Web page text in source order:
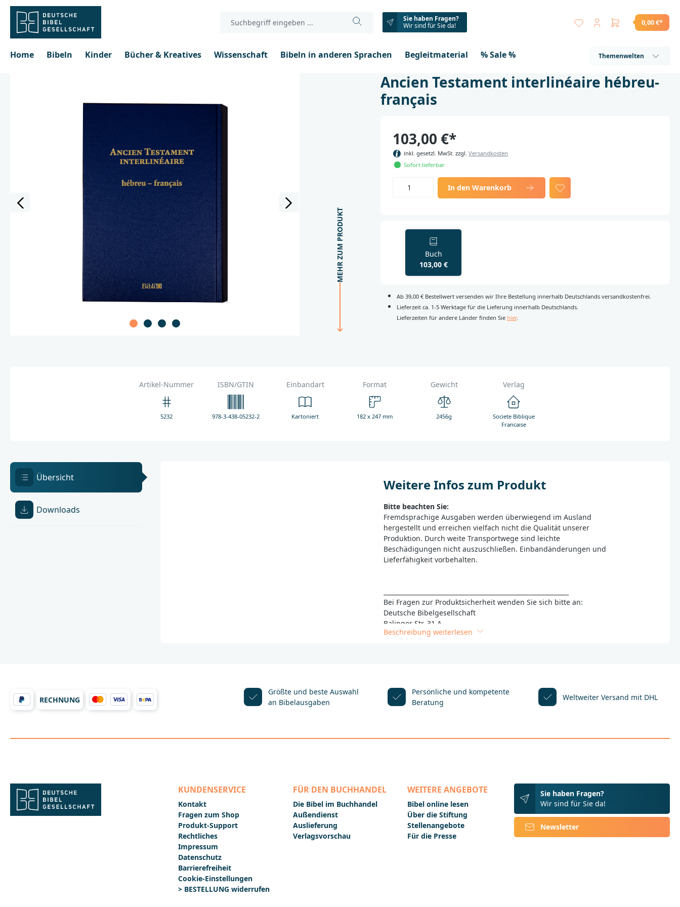
springen
Sie haben Fragen?
Wir sind für Sie da!
0,00 €*
Home Bibeln Kinder Bücher & Kreatives Wissenschaft Bibeln in anderen Sprachen Begleitmaterial % Sale % Themenwelten
MEHR ZUM PRODUKT
Ancien Testament interlinéaire hébreu-
français
103,00 €*
inkl. gesetzl. MwSt. zzgl. Versandkosten
Sofort lieferbar
In den Warenkorb
Buch
103,00 €
Ab 39,00 € Bestellwert versenden wir Ihre Bestellung innerhalb Deutschlands versandkostenfrei.
Lieferzeit ca. 1-5 Werktage für die Lieferung innerhalb Deutschlands.
Lieferzeiten für andere Länder finden Sie hier.
Artikel-Nummer
5232
ISBN/GTIN
978-3-438-05232-2
Einbandart
Kartoniert
Format
182 x 247 mm
Gewicht
2456g
Verlag
Societe Biblique
Francaise
Übersicht
Downloads
Weitere Infos zum Produkt
Bitte beachten Sie:
Fremdsprachige Ausgaben werden überwiegend im Ausland
hergestellt und erreichen vielfach nicht die Qualität unserer
Produktion. Durch weite Transportwege sind leichte
Beschädigungen nicht auszuschließen. Einbandänderungen und
Lieferfähigkeit vorbehalten.
Bei Fragen zur Produktsicherheit wenden Sie sich bitte an:
Deutsche Bibelgesellschaft
Balinger Str. 31 A
70567 Stuttgart
Beschreibung weiterlesen
RECHNUNG
Größte und beste Auswahl
an Bibelausgaben
Persönliche und kompetente
Beratung
Weltweiter Versand mit DHL
KUNDENSERVICE
Kontakt
Fragen zum Shop
Produkt-Support
Rechtliches
Impressum
Datenschutz
Barrierefreiheit
Cookie-Einstellungen
> BESTELLUNG widerrufen
FÜR DEN BUCHHANDEL
Die Bibel im Buchhandel
Außendienst
Auslieferung
Verlagsvorschau
WEITERE ANGEBOTE
Bibel online lesen
Über die Stiftung
Stellenangebote
Für die Presse
Sie haben Fragen?
Wir sind für Sie da!
Newsletter